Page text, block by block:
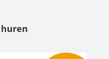
huren